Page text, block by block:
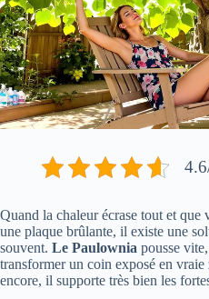
Quand la chaleur écrase tout et que
une plaque brûlante, il existe une
souvent. Le Paulownia pousse
transformer un coin exposé en
encore, il supporte très bien les